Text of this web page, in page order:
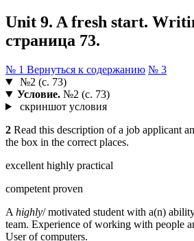
Unit 9. A fresh start.
страница 73.
№ 1 Вернуться к содержанию № 3
№2 (с. 73)
Условие.№2 (с. 73)
скриншот условия
2 Read this description of a job applicant
the box in the correct places.
excellent highly practical
competent proven
A highly/ motivated student with a(n)
team. Experience of working with people
User of computers.